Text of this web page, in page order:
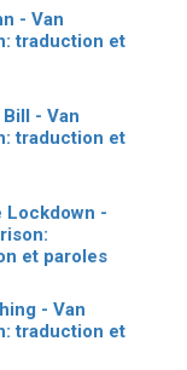
- Van
traduction et
- Van
traduction et
Lockdown -
et paroles
- Van
traduction et